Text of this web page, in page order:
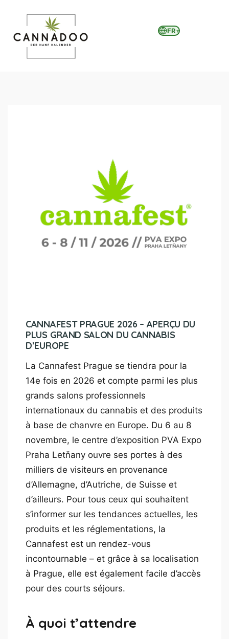
FR▾
CANNAFEST PRAGUE 2026 – APERÇU DU
PLUS GRAND SALON DU CANNABIS
D’EUROPE
La Cannafest Prague se tiendra pour la
14e fois en 2026 et compte parmi les plus
grands salons professionnels
internationaux du cannabis et des produits
à base de chanvre en Europe. Du 6 au 8
novembre, le centre d’exposition PVA Expo
Praha Letňany ouvre ses portes à des
milliers de visiteurs en provenance
d’Allemagne, d’Autriche, de Suisse et
d’ailleurs. Pour tous ceux qui souhaitent
s’informer sur les tendances actuelles, les
produits et les réglementations, la
Cannafest est un rendez-vous
incontournable – et grâce à sa localisation
à Prague, elle est également facile d’accès
pour des courts séjours.
À quoi t’attendre